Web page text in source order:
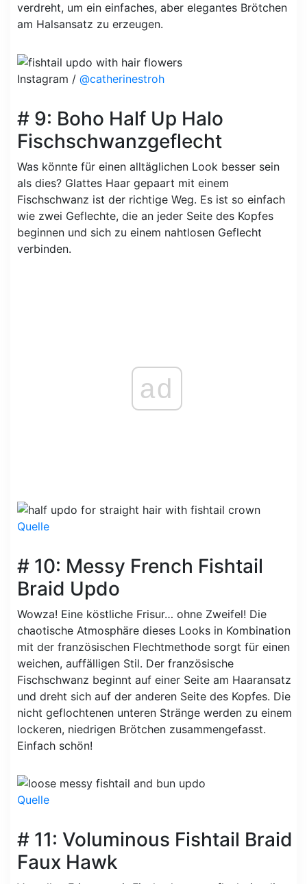
verdreht, um ein einfaches, aber elegantes Brötchen
am Halsansatz zu erzeugen.
Instagram / @catherinestroh
# 9: Boho Half Up Halo
Fischschwanzgeflecht
Was könnte für einen alltäglichen Look besser sein
als dies? Glattes Haar gepaart mit einem
Fischschwanz ist der richtige Weg. Es ist so einfach
wie zwei Geflechte, die an jeder Seite des Kopfes
beginnen und sich zu einem nahtlosen Geflecht
verbinden.
ad
Quelle
# 10: Messy French Fishtail
Braid Updo
Wowza! Eine köstliche Frisur… ohne Zweifel! Die
chaotische Atmosphäre dieses Looks in Kombination
mit der französischen Flechtmethode sorgt für einen
weichen, auffälligen Stil. Der französische
Fischschwanz beginnt auf einer Seite am Haaransatz
und dreht sich auf der anderen Seite des Kopfes. Die
nicht geflochtenen unteren Stränge werden zu einem
lockeren, niedrigen Brötchen zusammengefasst.
Einfach schön!
Quelle
# 11: Voluminous Fishtail Braid
Faux Hawk